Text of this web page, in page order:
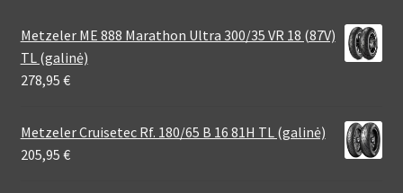
Metzeler ME 888 Marathon Ultra 300/35 VR 18 (87V)
TL (galinė)
278,95 €
Metzeler Cruisetec Rf. 180/65 B 16 81H TL (galinė)
205,95 €